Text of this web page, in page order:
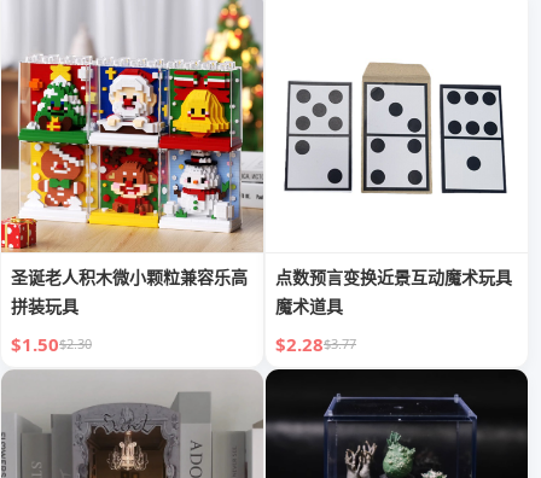
圣诞老人积木微小颗粒兼容乐高
拼装玩具
$1.50$2.30
点数预言变换近景互动魔术玩具
魔术道具
$2.28$3.77